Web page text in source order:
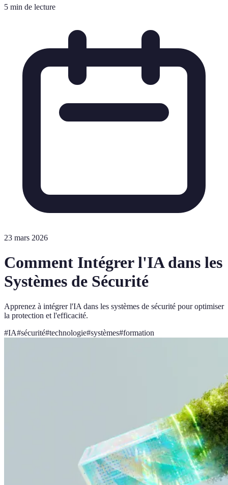
5 min de lecture
23 mars 2026
Comment Intégrer l'IA dans les
Systèmes de Sécurité
Apprenez à intégrer l'IA dans les systèmes de sécurité pour optimiser
la protection et l'efficacité.
#IA#sécurité#technologie#systèmes#formation